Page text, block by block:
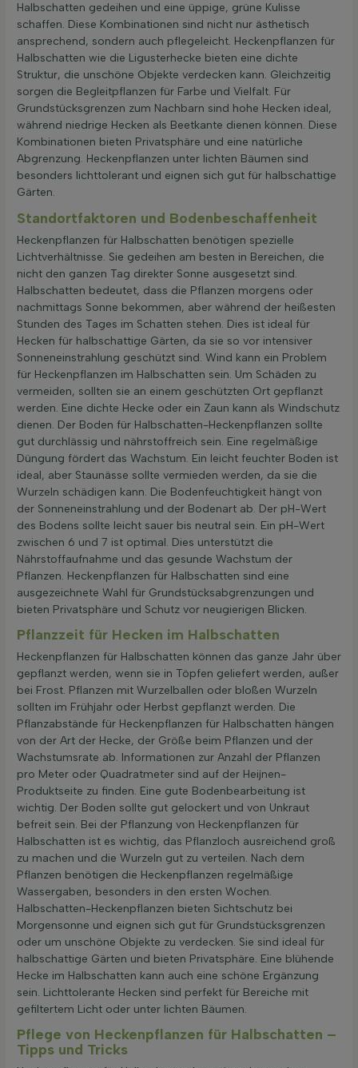
Halbschatten gedeihen und eine üppige, grüne Kulisse
schaffen. Diese Kombinationen sind nicht nur ästhetisch
ansprechend, sondern auch pflegeleicht. Heckenpflanzen für
Halbschatten wie die Ligusterhecke bieten eine dichte
Struktur, die unschöne Objekte verdecken kann. Gleichzeitig
sorgen die Begleitpflanzen für Farbe und Vielfalt. Für
Grundstücksgrenzen zum Nachbarn sind hohe Hecken ideal,
während niedrige Hecken als Beetkante dienen können. Diese
Kombinationen bieten Privatsphäre und eine natürliche
Abgrenzung. Heckenpflanzen unter lichten Bäumen sind
besonders lichttolerant und eignen sich gut für halbschattige
Gärten.
Standortfaktoren und Bodenbeschaffenheit
Heckenpflanzen für Halbschatten benötigen spezielle
Lichtverhältnisse. Sie gedeihen am besten in Bereichen, die
nicht den ganzen Tag direkter Sonne ausgesetzt sind.
Halbschatten bedeutet, dass die Pflanzen morgens oder
nachmittags Sonne bekommen, aber während der heißesten
Stunden des Tages im Schatten stehen. Dies ist ideal für
Hecken für halbschattige Gärten, da sie so vor intensiver
Sonneneinstrahlung geschützt sind. Wind kann ein Problem
für Heckenpflanzen im Halbschatten sein. Um Schäden zu
vermeiden, sollten sie an einem geschützten Ort gepflanzt
werden. Eine dichte Hecke oder ein Zaun kann als Windschutz
dienen. Der Boden für Halbschatten-Heckenpflanzen sollte
gut durchlässig und nährstoffreich sein. Eine regelmäßige
Düngung fördert das Wachstum. Ein leicht feuchter Boden ist
ideal, aber Staunässe sollte vermieden werden, da sie die
Wurzeln schädigen kann. Die Bodenfeuchtigkeit hängt von
der Sonneneinstrahlung und der Bodenart ab. Der pH-Wert
des Bodens sollte leicht sauer bis neutral sein. Ein pH-Wert
zwischen 6 und 7 ist optimal. Dies unterstützt die
Nährstoffaufnahme und das gesunde Wachstum der
Pflanzen. Heckenpflanzen für Halbschatten sind eine
ausgezeichnete Wahl für Grundstücksabgrenzungen und
bieten Privatsphäre und Schutz vor neugierigen Blicken.
Pflanzzeit für Hecken im Halbschatten
Heckenpflanzen für Halbschatten können das ganze Jahr über
gepflanzt werden, wenn sie in Töpfen geliefert werden, außer
bei Frost. Pflanzen mit Wurzelballen oder bloßen Wurzeln
sollten im Frühjahr oder Herbst gepflanzt werden. Die
Pflanzabstände für Heckenpflanzen für Halbschatten hängen
von der Art der Hecke, der Größe beim Pflanzen und der
Wachstumsrate ab. Informationen zur Anzahl der Pflanzen
pro Meter oder Quadratmeter sind auf der Heijnen-
Produktseite zu finden. Eine gute Bodenbearbeitung ist
wichtig. Der Boden sollte gut gelockert und von Unkraut
befreit sein. Bei der Pflanzung von Heckenpflanzen für
Halbschatten ist es wichtig, das Pflanzloch ausreichend groß
zu machen und die Wurzeln gut zu verteilen. Nach dem
Pflanzen benötigen die Heckenpflanzen regelmäßige
Wassergaben, besonders in den ersten Wochen.
Halbschatten-Heckenpflanzen bieten Sichtschutz bei
Morgensonne und eignen sich gut für Grundstücksgrenzen
oder um unschöne Objekte zu verdecken. Sie sind ideal für
halbschattige Gärten und bieten Privatsphäre. Eine blühende
Hecke im Halbschatten kann auch eine schöne Ergänzung
sein. Lichttolerante Hecken sind perfekt für Bereiche mit
gefiltertem Licht oder unter lichten Bäumen.
Pflege von Heckenpflanzen für Halbschatten –
Tipps und Tricks